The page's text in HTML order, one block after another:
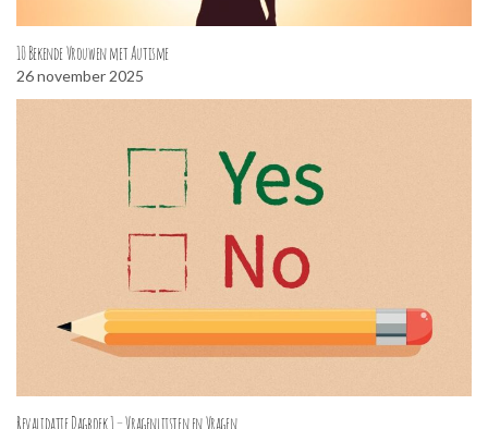
10 Bekende Vrouwen met Autisme
26 november 2025
Revalidatie Dagboek 1 – Vragenlijsten en Vragen